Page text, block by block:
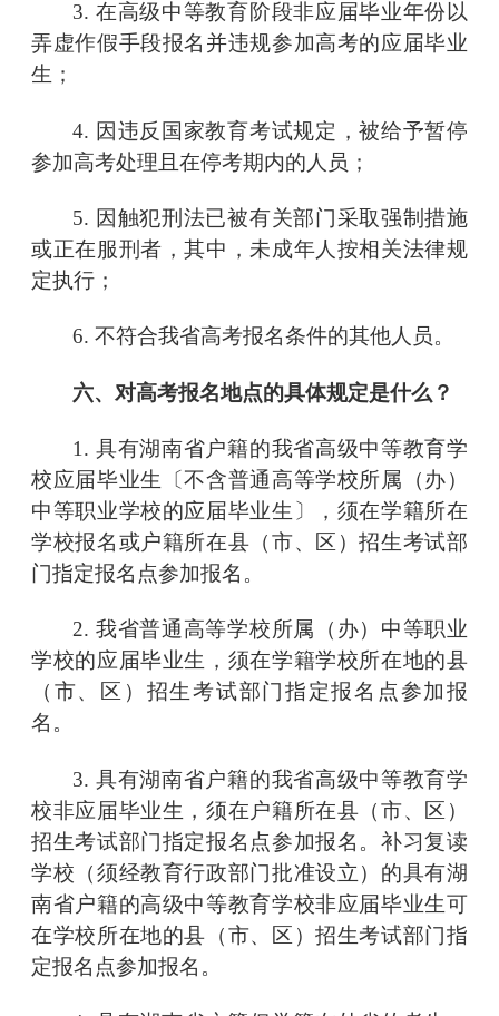
3. 在高级中等教育阶段非应届毕业年份以
弄虚作假手段报名并违规参加高考的应届毕业
生；
4. 因违反国家教育考试规定，被给予暂停
参加高考处理且在停考期内的人员；
5. 因触犯刑法已被有关部门采取强制措施
或正在服刑者，其中，未成年人按相关法律规
定执行；
6. 不符合我省高考报名条件的其他人员。
六、对高考报名地点的具体规定是什么？
1. 具有湖南省户籍的我省高级中等教育学
校应届毕业生〔不含普通高等学校所属（办）
中等职业学校的应届毕业生〕，须在学籍所在
学校报名或户籍所在县（市、区）招生考试部
门指定报名点参加报名。
2. 我省普通高等学校所属（办）中等职业
学校的应届毕业生，须在学籍学校所在地的县
（市、区）招生考试部门指定报名点参加报
名。
3. 具有湖南省户籍的我省高级中等教育学
校非应届毕业生，须在户籍所在县（市、区）
招生考试部门指定报名点参加报名。补习复读
学校（须经教育行政部门批准设立）的具有湖
南省户籍的高级中等教育学校非应届毕业生可
在学校所在地的县（市、区）招生考试部门指
定报名点参加报名。